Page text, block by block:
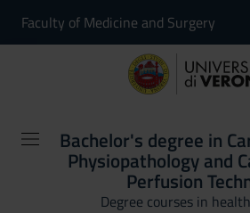
Faculty of Medicine and Surgery
Bachelor's degree in
Physiopathology and
Perfusion
Degree courses in